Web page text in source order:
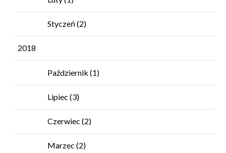
Styczeń (2)
2018
Październik (1)
Lipiec (3)
Czerwiec (2)
Marzec (2)